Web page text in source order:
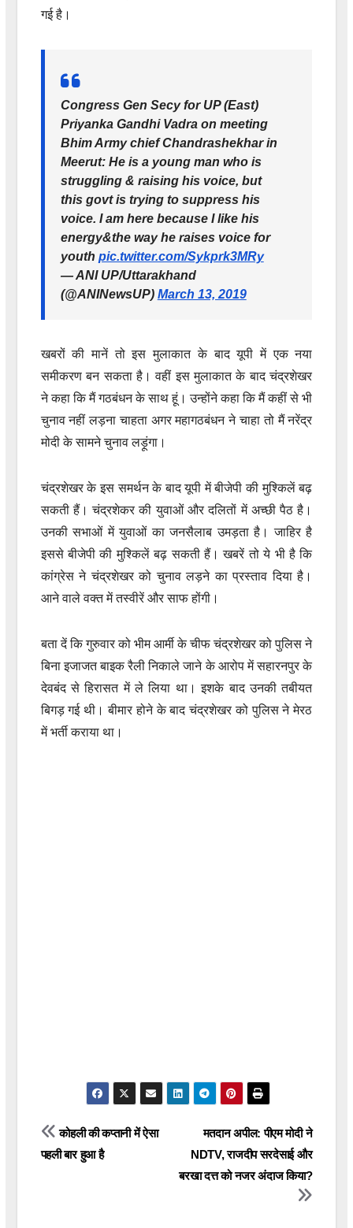
गई है।
Congress Gen Secy for UP (East)
Priyanka Gandhi Vadra on meeting
Bhim Army chief Chandrashekhar in
Meerut: He is a young man who is
struggling & raising his voice, but
this govt is trying to suppress his
voice. I am here because I like his
energy&the way he raises voice for
youth pic.twitter.com/Sykprk3MRy
— ANI UP/Uttarakhand
(@ANINewsUP) March 13, 2019
खबरों की मानें तो इस मुलाकात के बाद यूपी में एक नया
समीकरण बन सकता है। वहीं इस मुलाकात के बाद चंद्रशेखर
ने कहा कि मैं गठबंधन के साथ हूं। उन्होंने कहा कि मैं कहीं से भी
चुनाव नहीं लड़ना चाहता अगर महागठबंधन ने चाहा तो मैं नरेंद्र
मोदी के सामने चुनाव लड़ूंगा।
चंद्रशेखर के इस समर्थन के बाद यूपी में बीजेपी की मुश्किलें बढ़
सकती हैं। चंद्रशेकर की युवाओं और दलितों में अच्छी पैठ है।
उनकी सभाओं में युवाओं का जनसैलाब उमड़ता है। जाहिर है
इससे बीजेपी की मुश्किलें बढ़ सकती हैं। खबरें तो ये भी है कि
कांग्रेस ने चंद्रशेखर को चुनाव लड़ने का प्रस्ताव दिया है।
आने वाले वक्त में तस्वीरें और साफ होंगी।
बता दें कि गुरुवार को भीम आर्मी के चीफ चंद्रशेखर को पुलिस ने
बिना इजाजत बाइक रैली निकाले जाने के आरोप में सहारनपुर के
देवबंद से हिरासत में ले लिया था। इशके बाद उनकी तबीयत
बिगड़ गई थी। बीमार होने के बाद चंद्रशेखर को पुलिस ने मेरठ
में भर्ती कराया था।
Post
navigation
मतदान अपील: पीएम मोदी ने
NDTV, राजदीप सरदेसाई और
बरखा दत्त को नजर अंदाज किया?
कोहली की कप्तानी में ऐसा
पहली बार हुआ है